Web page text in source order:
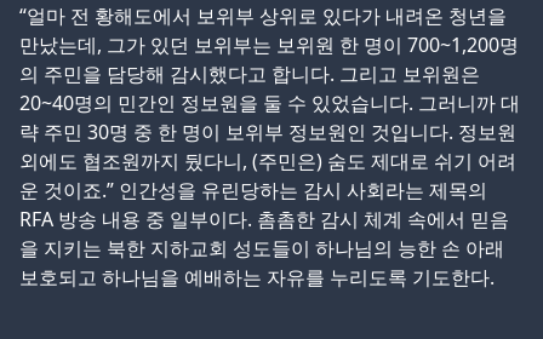
“얼마 전 황해도에서 보위부 상위로 있다가 내려온 청년을
만났는데, 그가 있던 보위부는 보위원 한 명이 700~1,200명
의 주민을 담당해 감시했다고 합니다. 그리고 보위원은
20~40명의 민간인 정보원을 둘 수 있었습니다. 그러니까 대
략 주민 30명 중 한 명이 보위부 정보원인 것입니다. 정보원
외에도 협조원까지 뒀다니, (주민은) 숨도 제대로 쉬기 어려
운 것이죠.” 인간성을 유린당하는 감시 사회라는 제목의
RFA 방송 내용 중 일부이다. 촘촘한 감시 체계 속에서 믿음
을 지키는 북한 지하교회 성도들이 하나님의 능한 손 아래
보호되고 하나님을 예배하는 자유를 누리도록 기도한다.